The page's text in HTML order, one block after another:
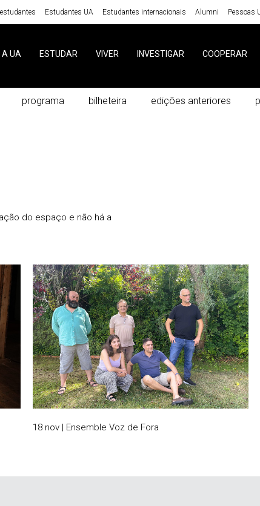
Estudantes UA Estudantes internacionais Alumni Pessoas
A UA ESTUDAR VIVER INVESTIGAR COOPERAR
programa bilheteira edições anteriores
do espaço e não há a
18 nov | Ensemble Voz de Fora